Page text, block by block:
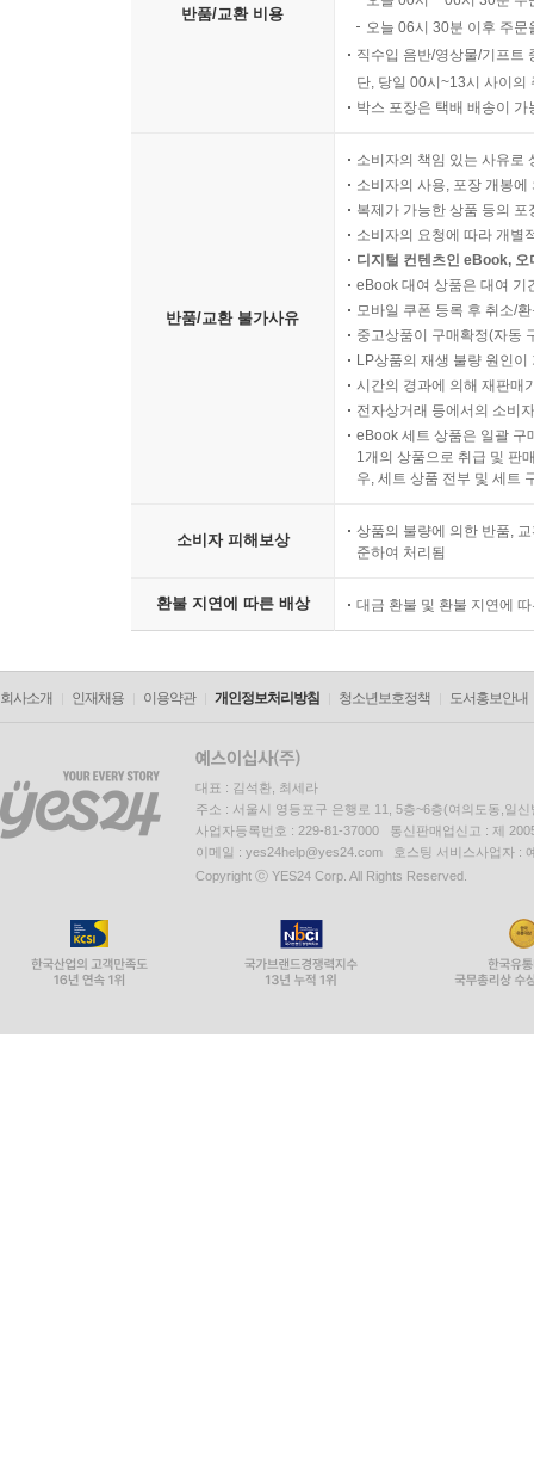
반품/교환 비용
오늘 06시 30분 이후 주
직수입 음반/영상물/기프트
단, 당일 00시~13시 사이의
박스 포장은 택배 배송이
반품/교환 불가사유
소비자의 책임 있는 사유로
소비자의 사용, 포장 개봉
복제가 가능한 상품 등의
소비자의 요청에 따라 개별
디지털 컨텐츠인 eBook,
eBook 대여 상품은 대여 기
모바일 쿠폰 등록 후 취소/
중고상품이 구매확정(자동
LP상품의 재생 불량 원인
시간의 경과에 의해 재판매
전자상거래 등에서의 소비
eBook 세트 상품은 일괄 구
1개의 상품으로 취급 및 판
우, 세트 상품 전부 및 세트
소비자 피해보상
상품의 불량에 의한 반품,
준하여 처리됨
환불 지연에 따른 배상 대금 환불 및 환불 지연에
회사소개 인재채용 이용약관 개인정보처리방침 청소년보호정책 도서홍보안내
대표 : 김석환, 최세라
주소 : 서울시 영등포구 은행로 11, 5층~6층(여의도동,일신
사업자등록번호 : 229-81-37000 통신판매업신고 : 제
이메일 : yes24help@yes24.com 호스팅 서비스사업자 :
Copyright ⓒ YES24 Corp. All Rights Reserved.